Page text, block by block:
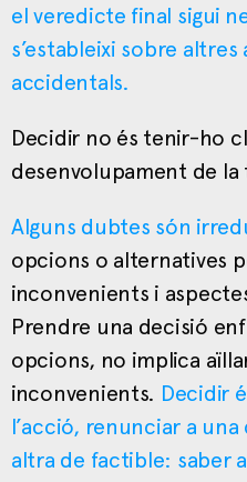
el veredicte final sigui
s’estableixi sobre
accidentals.
Decidir no és tenir-ho
desenvolupament de
Alguns dubtes són
opcions o alternatives
inconvenients i
Prendre una decisió
opcions, no implica
inconvenients. Decidir
l’acció, renunciar a
altra de factible: saber